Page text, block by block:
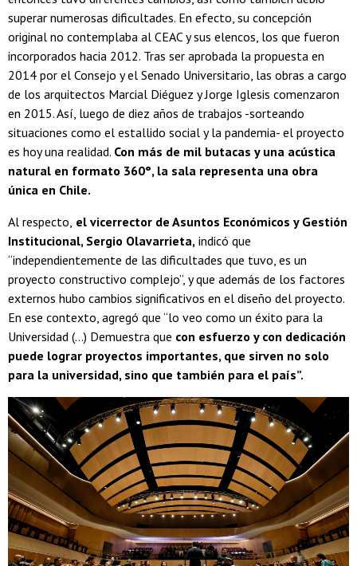
superar numerosas dificultades. En efecto, su concepción
original no contemplaba al CEAC y sus elencos, los que fueron
incorporados hacia 2012. Tras ser aprobada la propuesta en
2014 por el Consejo y el Senado Universitario, las obras a cargo
de los arquitectos Marcial Diéguez y Jorge Iglesis comenzaron
en 2015. Así, luego de diez años de trabajos -sorteando
situaciones como el estallido social y la pandemia- el proyecto
es hoy una realidad. Con más de mil butacas y una acústica
natural en formato 360°, la sala representa una obra
única en Chile.
Al respecto, el vicerrector de Asuntos Económicos y Gestión
Institucional, Sergio Olavarrieta, indicó que
“independientemente de las dificultades que tuvo, es un
proyecto constructivo complejo”, y que además de los factores
externos hubo cambios significativos en el diseño del proyecto.
En ese contexto, agregó que “lo veo como un éxito para la
Universidad (...) Demuestra que con esfuerzo y con dedicación
puede lograr proyectos importantes, que sirven no solo
para la universidad, sino que también para el país”.